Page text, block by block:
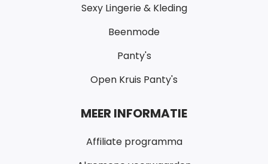
Sexy Lingerie & Kleding
Beenmode
Panty's
Open Kruis Panty's
MEER INFORMATIE
Affiliate programma